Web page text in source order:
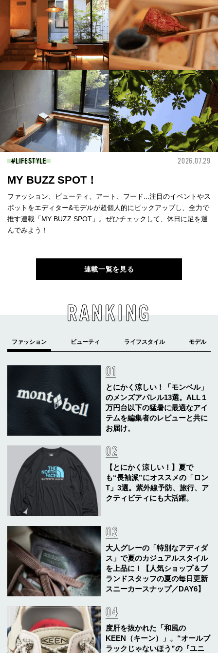
LIFESTYLE 2026.07.29
MY BUZZ SPOT！
ファッション、ビューティ、アート、フード...注目のイベントやス
ポットをエディター&モデルが超個人的にピックアップし、全力で
推す連載「MY BUZZ SPOT」。ぜひチェックして、休日に足を運
んでみよう！
連載一覧を見る
RANKING
とにかく涼しい！「モンベル」
のメンズアパレル13選。ALL１
万円台以下の猛暑に最適なアイ
テムを編集者のレビューと共に
お届け。
【とにかく涼しい！】夏で
も“長袖派”にオススメの「ロン
T」3選。紫外線予防、旅行、ア
クティビティにも大活躍。
大人グレーの「特別なアディダ
ス」で夏のカジュアルスタイル
を上品に！【人気ショップ＆ブ
ランドスタッフの夏の毎日更新
スニーカースナップ／DAY6】
度肝を抜かれた「和風の
KEEN（キーン）」。“オールブ
ラックじゃないほう”の『ユニ